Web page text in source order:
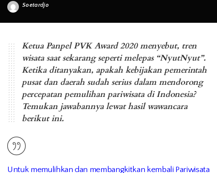
Posted
Soetardjo
Ketua Panpel PVK Award 2020 menyebut, tren
wisata saat sekarang seperti melepas “NyutNyut”.
Ketika ditanyakan, apakah kebijakan pemerintah
pusat dan daerah sudah serius dalam mendorong
percepatan pemulihan pariwisata di Indonesia?
Temukan jawabannya lewat hasil wawancara
berikut ini.
Untuk memulihkan dan membangkitkan kembali Pariwisata